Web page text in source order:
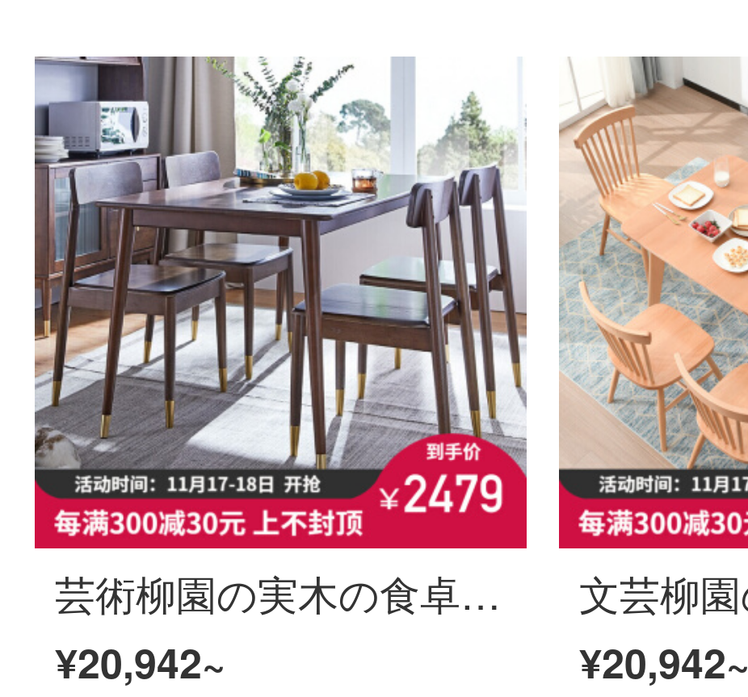
芸術柳園の実木の食卓北欧の食事のテーブルと椅子の組み合わせ家庭用の小さな部屋型レストランのテーブルと椅子のセットは近代的で簡単な長方形の食事テーブルです。四つの椅子と胡桃色のテーブルです。
¥20,942~ ¥20,942~